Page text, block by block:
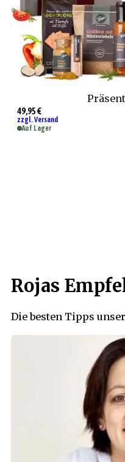
49,95 €
zzgl. Versand
Auf Lager
Rojas
Die besten Tipps